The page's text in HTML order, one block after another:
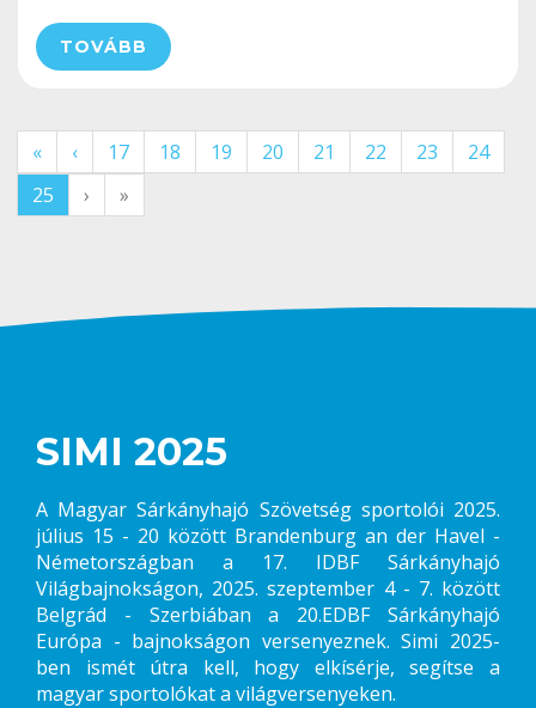
TOVÁBB
« ‹ 17 18 19 20 21 22 23
24
25
› »
SIMI 2025
A Magyar Sárkányhajó Szövetség sportolói 2025.
július 15 - 20 között Brandenburg an der Havel -
Németországban a 17. IDBF Sárkányhajó
Világbajnokságon, 2025. szeptember 4 - 7. között
Belgrád - Szerbiában a 20.EDBF Sárkányhajó
Európa - bajnokságon versenyeznek. Simi 2025-
ben ismét útra kell, hogy elkísérje, segítse a
magyar sportolókat a világversenyeken.